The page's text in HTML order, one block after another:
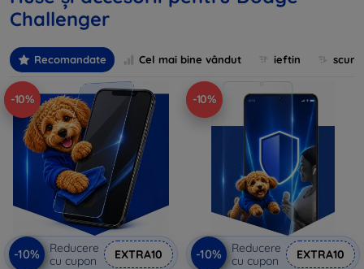
Challenger
Recomandate Cel mai bine vândut ieftin
-10%
-10%
Reducere
cu cupon
EXTRA10
-10%
-10%
Reducere
cu cupon
EXTRA10